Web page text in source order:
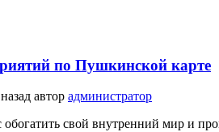
по Пушкинской карте
назад автор администратор
свой внутренний мир и